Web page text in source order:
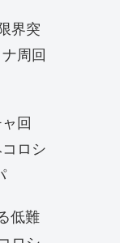
界突
周回
回
ロシ
低難